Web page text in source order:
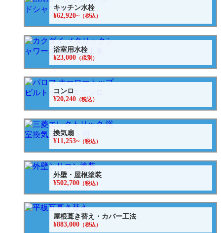
キッチン水栓
¥62,920~（税込）
浴室用水栓
¥23,000 （税別）
コンロ
¥20,240 （税込）
換気扇
¥11,253~（税込）
外壁・屋根塗装
¥502,700 （税込）
屋根葺き替え・カバー工法
¥883,000 （税込）